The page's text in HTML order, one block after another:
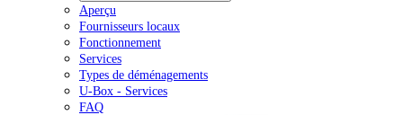
Aperçu
Fournisseurs locaux
Fonctionnement
Services
Types de déménagements
U-Box - Services
FAQ